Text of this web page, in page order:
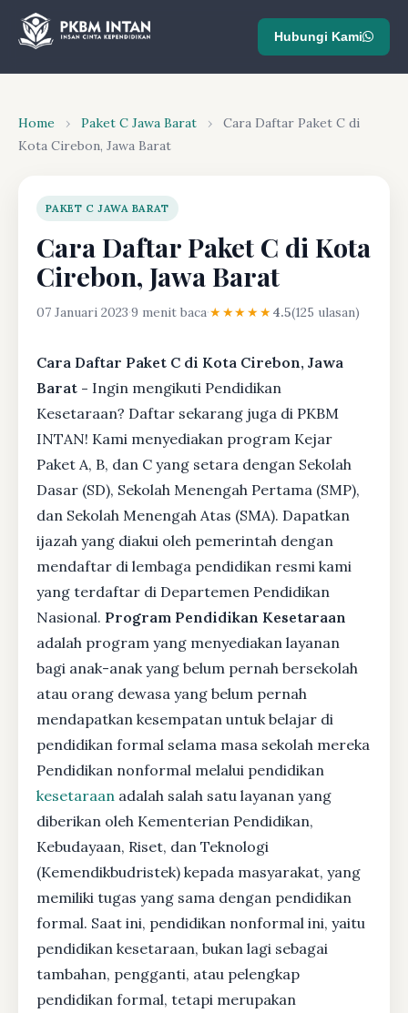
Hubungi Kami
Home › Paket C Jawa Barat ›
Cara Daftar Paket C di
Kota Cirebon, Jawa Barat
PAKET C JAWA BARAT
Cara Daftar Paket C di Kota
Cirebon, Jawa Barat
07 Januari 2023·9 menit baca·★★★★★4.5(125 ulasan)
Cara Daftar Paket C di Kota Cirebon, Jawa
Barat - Ingin mengikuti Pendidikan
Kesetaraan? Daftar sekarang juga di PKBM
INTAN! Kami menyediakan program Kejar
Paket A, B, dan C yang setara dengan Sekolah
Dasar (SD), Sekolah Menengah Pertama (SMP),
dan Sekolah Menengah Atas (SMA). Dapatkan
ijazah yang diakui oleh pemerintah dengan
mendaftar di lembaga pendidikan resmi kami
yang terdaftar di Departemen Pendidikan
Nasional. Program Pendidikan Kesetaraan
adalah program yang menyediakan layanan
bagi anak-anak yang belum pernah bersekolah
atau orang dewasa yang belum pernah
mendapatkan kesempatan untuk belajar di
pendidikan formal selama masa sekolah mereka
Pendidikan nonformal melalui pendidikan
kesetaraan adalah salah satu layanan yang
diberikan oleh Kementerian Pendidikan,
Kebudayaan, Riset, dan Teknologi
(Kemendikbudristek) kepada masyarakat, yang
memiliki tugas yang sama dengan pendidikan
formal. Saat ini, pendidikan nonformal ini, yaitu
pendidikan kesetaraan, bukan lagi sebagai
tambahan, pengganti, atau pelengkap
pendidikan formal, tetapi merupakan